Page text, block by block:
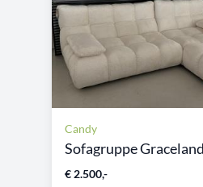
Candy
Sofagruppe Graceland
€ 2.500,-